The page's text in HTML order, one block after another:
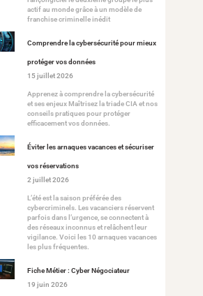
actif au monde grâce à un modèle de
franchise criminelle inédit
Comprendre la cybersécurité pour mieux
protéger vos données
15 juillet 2026
Apprenez à comprendre la cybersécurité
et ses enjeux Maîtrisez la triade CIA et nos
conseils pratiques pour protéger
efficacement vos données.
Éviter les arnaques vacances et sécuriser
vos réservations
2 juillet 2026
L’été est la saison préférée des
cybercriminels. Les vacanciers réservent
parfois dans l’urgence, se connectent à
des réseaux inconnus et relâchent leur
vigilance. Voici les 10 arnaques vacances
les plus fréquentes.
Fiche Métier : Cyber Négociateur
19 juin 2026